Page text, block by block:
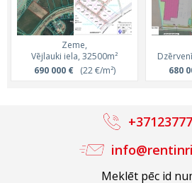
Zeme,
Vējlauki iela, 32500m²
690 000 €(22 €/m²)
680
Meklēt pēc id